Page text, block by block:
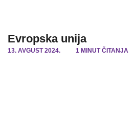
Evropska unija
13. AVGUST 2024. 1 MINUT ČITANJA